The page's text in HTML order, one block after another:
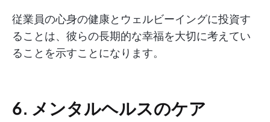
従業員の心身の健康とウェルビーイングに投資す
ることは、彼らの長期的な幸福を大切に考えてい
ることを示すことになります。
6. メンタルヘルスのケア